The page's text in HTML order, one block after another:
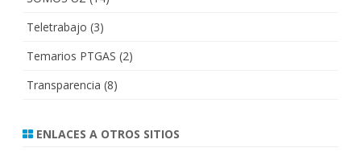
Teletrabajo (3)
Temarios PTGAS (2)
Transparencia (8)
ENLACES A OTROS SITIOS